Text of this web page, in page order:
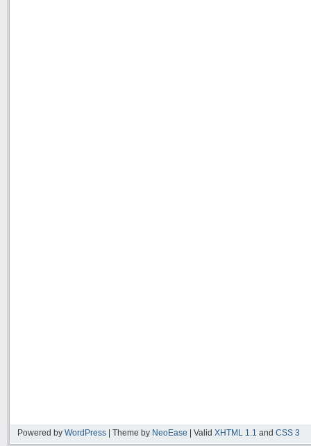
Powered by WordPress | Theme by NeoEase | Valid XHTML 1.1 and CSS 3